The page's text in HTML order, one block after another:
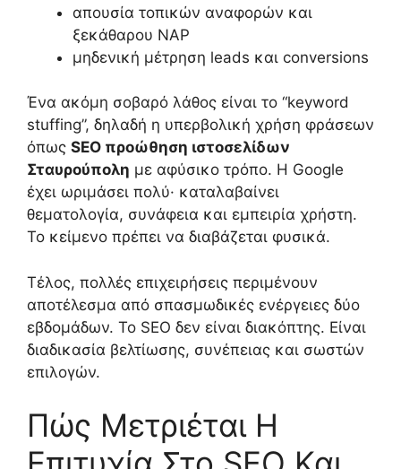
απουσία τοπικών αναφορών και
ξεκάθαρου NAP
μηδενική μέτρηση leads και conversions
Ένα ακόμη σοβαρό λάθος είναι το “keyword
stuffing”, δηλαδή η υπερβολική χρήση φράσεων
όπως SEO προώθηση ιστοσελίδων
Σταυρούπολη με αφύσικο τρόπο. Η Google
έχει ωριμάσει πολύ· καταλαβαίνει
θεματολογία, συνάφεια και εμπειρία χρήστη.
Το κείμενο πρέπει να διαβάζεται φυσικά.
Τέλος, πολλές επιχειρήσεις περιμένουν
αποτέλεσμα από σπασμωδικές ενέργειες δύο
εβδομάδων. Το SEO δεν είναι διακόπτης. Είναι
διαδικασία βελτίωσης, συνέπειας και σωστών
επιλογών.
Πώς Μετριέται Η